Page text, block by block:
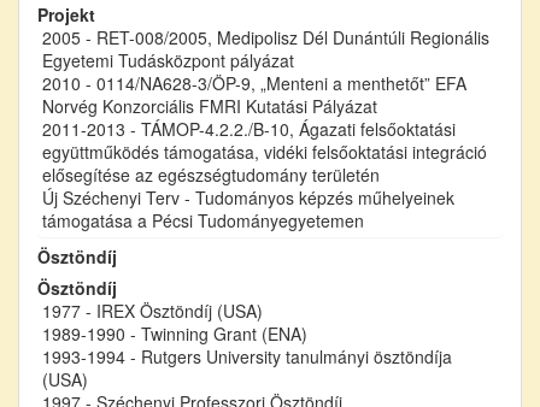
Projekt
2005 - RET-008/2005, Medipolisz Dél Dunántúli Regionális
Egyetemi Tudásközpont pályázat
2010 - 0114/NA628-3/ÖP-9, „Menteni a menthetőt” EFA
Norvég Konzorciális FMRI Kutatási Pályázat
2011-2013 - TÁMOP-4.2.2./B-10, Ágazati felsőoktatási
együttműködés támogatása, vidéki felsőoktatási integráció
elősegítése az egészségtudomány területén
Új Széchenyi Terv - Tudományos képzés műhelyeinek
támogatása a Pécsi Tudományegyetemen
Ösztöndíj
Ösztöndíj
1977 - IREX Ösztöndíj (USA)
1989-1990 - Twinning Grant (ENA)
1993-1994 - Rutgers University tanulmányi ösztöndíja
(USA)
1997 - Széchenyi Professzori Ösztöndíj